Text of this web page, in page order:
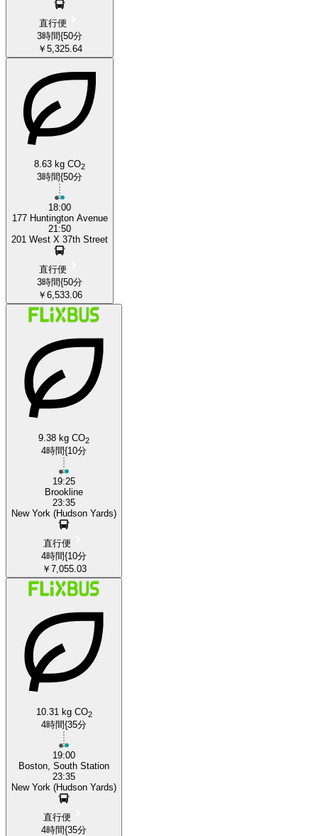
直行便
3時間{50分
￥5,325.64
8.63 kg CO2
3時間{50分
18:00
177 Huntington Avenue
21:50
201 West X 37th Street
直行便
3時間{50分
￥6,533.06
9.38 kg CO2
4時間{10分
19:25
Brookline
23:35
New York (Hudson Yards)
直行便
4時間{10分
￥7,055.03
10.31 kg CO2
4時間{35分
19:00
Boston, South Station
23:35
New York (Hudson Yards)
直行便
4時間{35分